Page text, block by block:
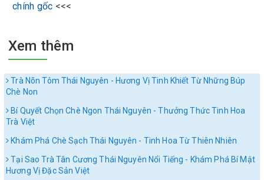
chính gốc <<<
Xem thêm
Trà Nõn Tôm Thái Nguyên - Hương Vị Tinh Khiết Từ Những Búp
Chè Non
Bí Quyết Chọn Chè Ngon Thái Nguyên - Thưởng Thức Tinh Hoa
Trà Việt
Khám Phá Chè Sạch Thái Nguyên - Tinh Hoa Từ Thiên Nhiên
Tại Sao Trà Tân Cương Thái Nguyên Nổi Tiếng - Khám Phá Bí Mật
Hương Vị Đặc Sản Việt